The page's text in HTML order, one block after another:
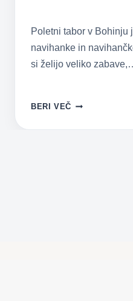
Poletni tabor v Bohinju
navihanke in
si želijo veliko
BERI VEČ NAVIHANI
–